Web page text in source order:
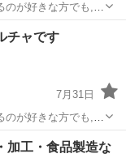
ゆるく常識の範囲内
チャです
7月31日
ゆるく常識の範囲内
加工・食品製造な